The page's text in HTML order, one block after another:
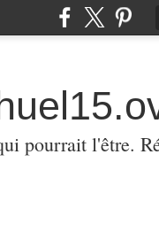
pourrait l'être.